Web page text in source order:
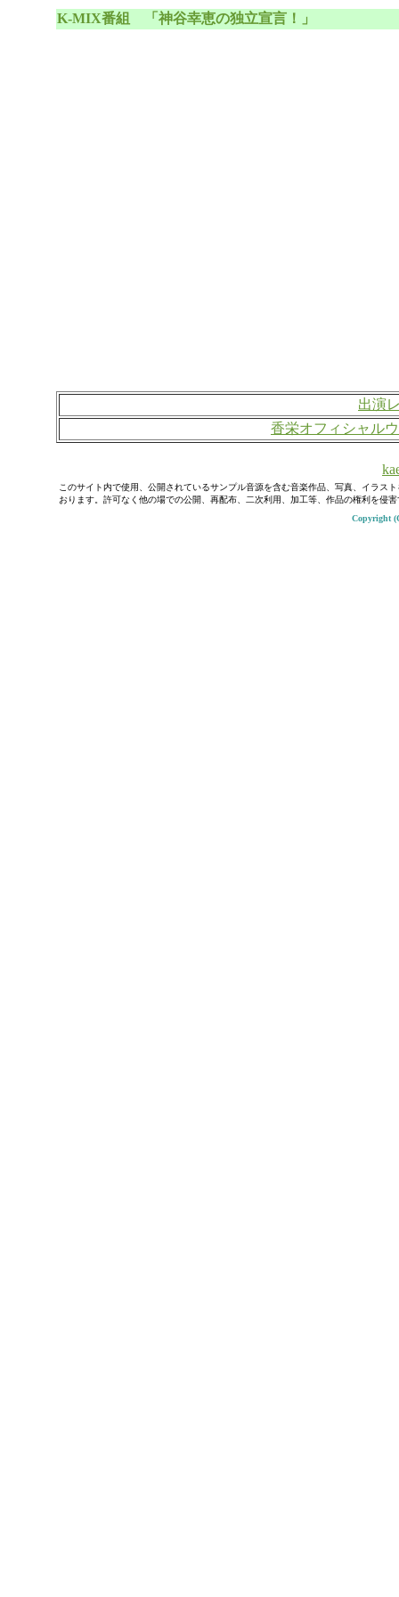
K-MIX番組 「神谷幸恵の独立宣言！」
出演
香栄オフィシャル
このサイト内で使用、公開されているサンプル音源を含む音楽作品、写真、イラス
おります。許可なく他の場での公開、再配布、二次利用、加工等、作品の権利を侵
Copyright